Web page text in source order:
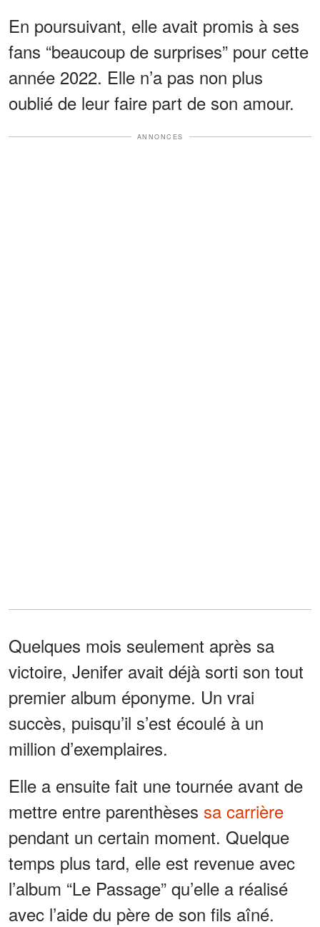
En poursuivant, elle avait promis à ses
fans “beaucoup de surprises” pour cette
année 2022. Elle n’a pas non plus
oublié de leur faire part de son amour.
ANNONCES
Quelques mois seulement après sa
victoire, Jenifer avait déjà sorti son tout
premier album éponyme. Un vrai
succès, puisqu’il s’est écoulé à un
million d’exemplaires.
Elle a ensuite fait une tournée avant de
mettre entre parenthèses sa carrière
pendant un certain moment. Quelque
temps plus tard, elle est revenue avec
l’album “Le Passage” qu’elle a réalisé
avec l’aide du père de son fils aîné.